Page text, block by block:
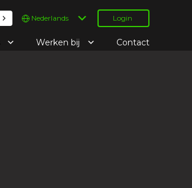
Kies
een
Login
Werken bij Contact